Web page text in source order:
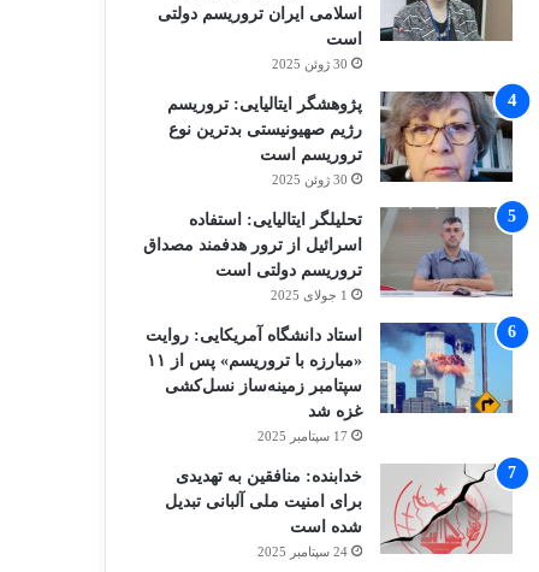
اسلامی ایران تروریسم دولتی
است
30 ژوئن 2025
پژوهشگر ایتالیایی: تروریسم
رژیم صهیونیستی بدترین نوع
تروریسم است
30 ژوئن 2025
تحلیلگر ایتالیایی: استفاده
اسرائیل از ترور هدفمند مصداق
تروریسم دولتی است
1 جولای 2025
استاد دانشگاه آمریکایی: روایت
«مبارزه با تروریسم» پس از ۱۱
سپتامبر زمینه‌ساز نسل‌کشی
غزه شد
17 سپتامبر 2025
خدابنده: منافقین به تهدیدی
برای امنیت ملی آلبانی تبدیل
شده است
24 سپتامبر 2025